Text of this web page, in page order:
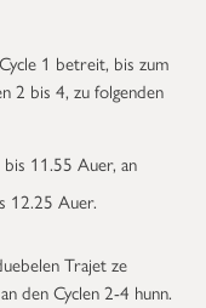
1 betreit, bis zum
2 bis 4, zu folgenden
11.55 Auer, an
12.25 Auer.
Trajet ze
den Cyclen 2-4 hunn.